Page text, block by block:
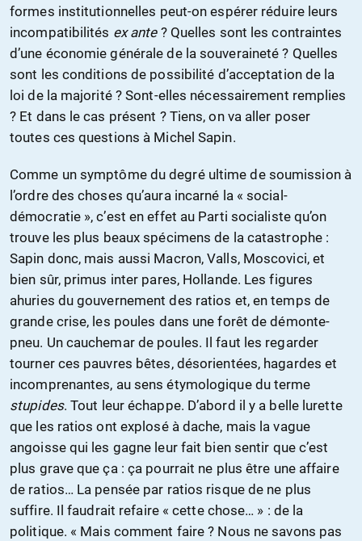
formes institutionnelles peut-on espérer réduire leurs
incompatibilités ex ante? Quelles sont les contraintes
d’une économie générale de la souveraineté ? Quelles
sont les conditions de possibilité d’acceptation de la
loi de la majorité ? Sont-elles nécessairement remplies
? Et dans le cas présent ? Tiens, on va aller poser
toutes ces questions à Michel Sapin.
Comme un symptôme du degré ultime de soumission à
l’ordre des choses qu’aura incarné la « social-
démocratie », c’est en effet au Parti socialiste qu’on
trouve les plus beaux spécimens de la catastrophe :
Sapin donc, mais aussi Macron, Valls, Moscovici, et
bien sûr, primus inter pares, Hollande. Les figures
ahuries du gouvernement des ratios et, en temps de
grande crise, les poules dans une forêt de démonte-
pneu. Un cauchemar de poules. Il faut les regarder
tourner ces pauvres bêtes, désorientées, hagardes et
incomprenantes, au sens étymologique du terme
stupides. Tout leur échappe. D’abord il y a belle lurette
que les ratios ont explosé à dache, mais la vague
angoisse qui les gagne leur fait bien sentir que c’est
plus grave que ça : ça pourrait ne plus être une affaire
de ratios… La pensée par ratios risque de ne plus
suffire. Il faudrait refaire « cette chose… » : de la
politique. « Mais comment faire ? Nous ne savons pas